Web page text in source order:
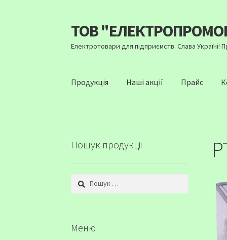
Перейти
до
навігації
Перейти
до
вмісту
ТОВ
Електротовари для підприємств. Слава Україні!
Продукція Наші акції Прайс
Пошук продукції
Пошук:
Меню